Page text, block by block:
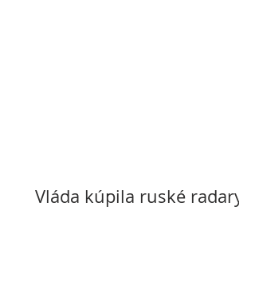
Vláda kúpila ruské radary